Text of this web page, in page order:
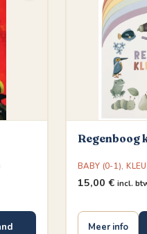
Regenboog
BABY (0-1),
15,00 € incl.
Meer info